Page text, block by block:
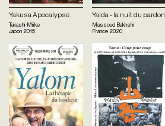
Yakusa Apocalypse
Takashi Miike
Japon 2015
Yalda - la nuit du pardon
Massoud Bakhshi
France 2020